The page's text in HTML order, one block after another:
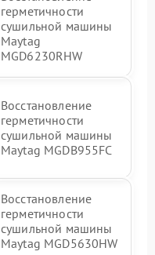
герметичности
сушильной машины
Maytag
MGD6230RHW
Восстановление
герметичности
сушильной машины
Maytag MGDB955FC
Восстановление
герметичности
сушильной машины
Maytag MGD5630HW